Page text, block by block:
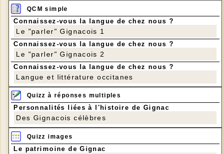
Distance 17 km
Dénivelé positif : 320 m
QCM simple
Connaissez-vous la langue de chez nous ?
Le "parler" Gignacois 1
Connaissez-vous la langue de chez nous ?
Le "parler" Gignacois 2
Connaissez-vous la langue de chez nous ?
Langue et littérature occitanes
Quizz à réponses multiples
Personnalités liées à l'histoire de Gignac
Des Gignacois célèbres
Quizz images
Le patrimoine de Gignac